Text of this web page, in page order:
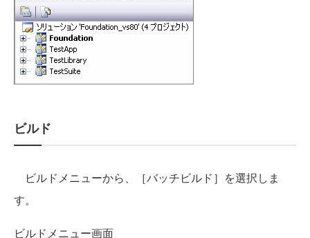
ビルド
ビルドメニューから、［バッチビルド］を選択しま
す。
ビルドメニュー画面